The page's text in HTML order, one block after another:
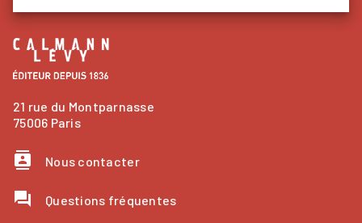
21 rue du Montparnasse
75006 Paris
contacts Nous contacter
question_answer Questions fréquentes